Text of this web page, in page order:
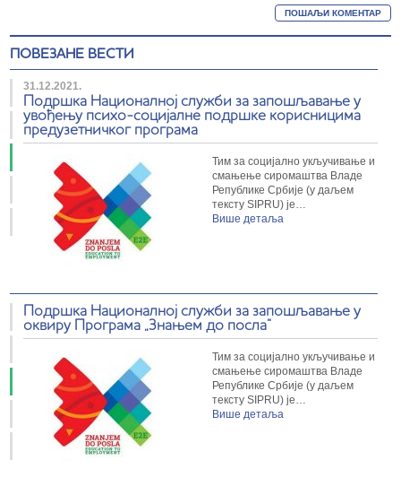
ПОВЕЗАНЕ ВЕСТИ
31.12.2021.
Подршка Националној служби за запошљавање у
увођењу психо-социјалне подршке корисницима
предузетничког програма
Тим за социјално укључивање и
смањење сиромаштва Владе
Републике Србије (у даљем
тексту SIPRU) је…
Више детаља
Подршка Националној служби за запошљавање у
оквиру Програма „Знањем до посла“
Тим за социјално укључивање и
смањење сиромаштва Владе
Републике Србије (у даљем
тексту SIPRU) је…
Више детаља